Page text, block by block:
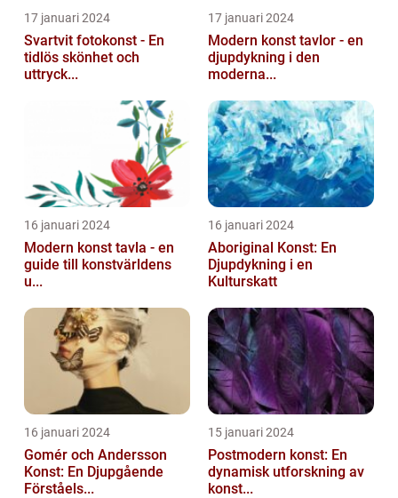
17 januari 2024
Svartvit fotokonst - En
tidlös skönhet och
uttryck...
17 januari 2024
Modern konst tavlor - en
djupdykning i den
moderna...
16 januari 2024
Modern konst tavla - en
guide till konstvärldens
u...
16 januari 2024
Aboriginal Konst: En
Djupdykning i en
Kulturskatt
16 januari 2024
Gomér och Andersson
Konst: En Djupgående
Förståels...
15 januari 2024
Postmodern konst: En
dynamisk utforskning av
konst...